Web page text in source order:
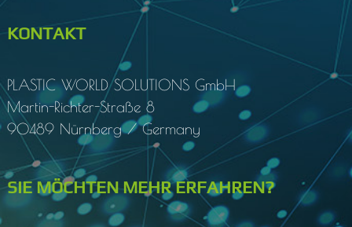
KONTAKT
PLASTIC WORLD SOLUTIONSGmbH
Martin-Richter-Straße 8
90489 Nürnberg / Germany
SIE MÖCHTEN MEHR ERFAHREN?